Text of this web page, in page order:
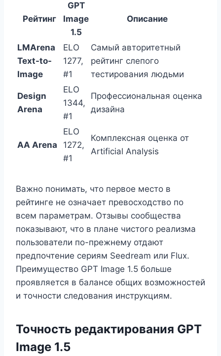
Рейтинг
GPT
Image
1.5
Описание
LMArena
Text-to-
Image
ELO
1277,
#1
Самый авторитетный
рейтинг слепого
тестирования людьми
Design
Arena
ELO
1344,
#1
Профессиональная оценка
дизайна
AA Arena
ELO
1272,
#1
Комплексная оценка от
Artificial Analysis
Важно понимать, что первое место в
рейтинге не означает превосходство по
всем параметрам. Отзывы сообщества
показывают, что в плане чистого реализма
пользователи по-прежнему отдают
предпочтение сериям Seedream или Flux.
Преимущество GPT Image 1.5 больше
проявляется в балансе общих возможностей
и точности следования инструкциям.
Точность редактирования GPT
Image 1.5